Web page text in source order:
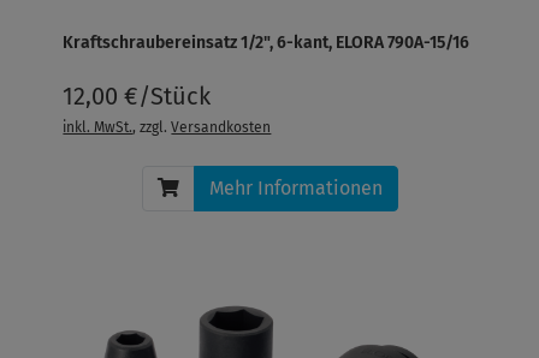
Kraftschraubereinsatz 1/2", 6-kant, ELORA 790A-15/16
12,00 €/Stück
inkl. MwSt., zzgl.Versandkosten
Mehr Informationen